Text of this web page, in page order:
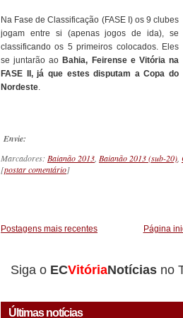
Na Fase de Classificação (FASE I) os 9 clubes
jogam entre si (apenas jogos de ida), se
classificando os 5 primeiros colocados. Eles
se juntarão ao Bahia, Feirense e Vitória na
FASE II, já que estes disputam a Copa do
Nordeste.
Envie:
Marcadores: Baianão 2013 Baianão 2013 (sub-20)
[postar comentário]
Postagens mais recentes
Página
Siga o ECVitóriaNotícias no
Últimas notícias